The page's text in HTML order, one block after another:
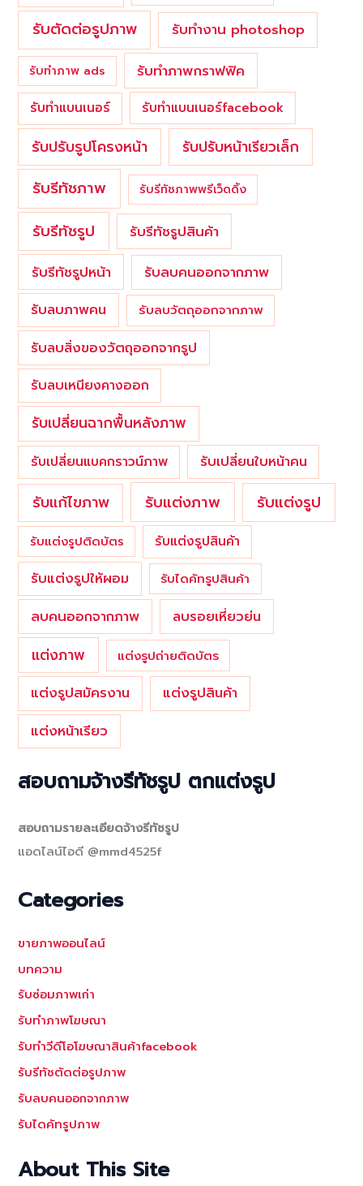
รับตัดต่อรูปภาพ รับทำงาน photoshop
รับทำภาพ ads รับทำภาพกราฟฟิค
รับทำแบนเนอร์ รับทำแบนเนอร์facebook
รับปรับรูปโครงหน้า รับปรับหน้าเรียวเล็ก
รับรีทัชภาพ รับรีทัชภาพพรีเว็ดดิ้ง
รับรีทัชรูป
รับรีทัชรูปสินค้า
รับรีทัชรูปหน้า
รับลบคนออกจากภาพ
รับลบภาพคน
รับลบวัตถุออกจากภาพ
รับลบสิ่งของวัตถุออกจากรูป
รับลบเหนียงคางออก
รับเปลี่ยนฉากพื้นหลังภาพ
รับเปลี่ยนแบคกราวน์ภาพ รับเปลี่ยนใบหน้าคน
รับแก้ไขภาพ รับแต่งภาพ รับแต่งรูป
รับแต่งรูปติดบัตร รับแต่งรูปสินค้า
รับแต่งรูปให้ผอม รับไดคัทรูปสินค้า
ลบคนออกจากภาพ ลบรอยเหี่ยวย่น
แต่งภาพ แต่งรูปถ่ายติดบัตร
แต่งรูปสมัครงาน
แต่งรูปสินค้า
แต่งหน้าเรียว
สอบถามจ้างรีทัชรูป ตกแต่งรูป
สอบถามรายละเอียดจ้างรีทัชรูป
แอดไลน์ไอดี @mmd4525f
Categories
ขายภาพออนไลน์
บทความ
รับซ่อมภาพเก่า
รับทำภาพโฆษณา
รับทำวีดีโอโฆษณาสินค้าfacebook
รับรีทัชตัดต่อรูปภาพ
รับลบคนออกจากภาพ
รับไดคัทรูปภาพ
About This Site